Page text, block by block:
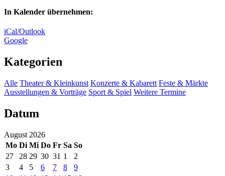
In Kalender übernehmen:
iCal/Outlook
Google
Kategorien
Alle Theater & Kleinkunst Konzerte & Kabarett Feste & Märkte
Ausstellungen & Vorträge Sport & Spiel Weitere Termine
Datum
August 2026
Mo Di Mi Do Fr Sa So
27
28 29 30 31 1
2
3
4 5 6 7 8
9